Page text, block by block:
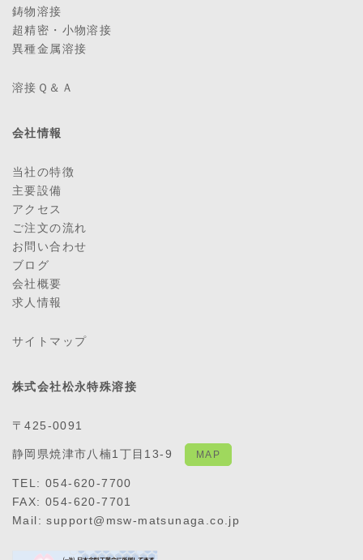
鋳物溶接
超精密・小物溶接
異種金属溶接
溶接Ｑ＆Ａ
会社情報
当社の特徴
主要設備
アクセス
ご注文の流れ
お問い合わせ
ブログ
会社概要
求人情報
サイトマップ
株式会社松永特殊溶接
〒425-0091
静岡県焼津市八楠1丁目13-9 MAP
TEL: 054-620-7700
FAX: 054-620-7701
Mail: support@msw-matsunaga.co.jp